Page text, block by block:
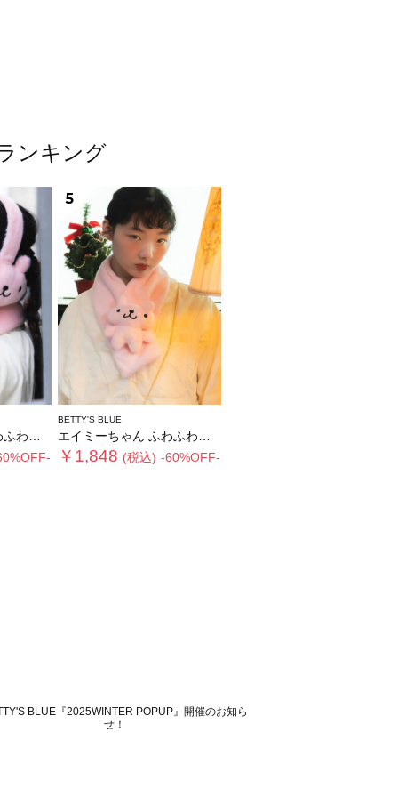
ンキング
マフ
5
BETTY'S BLUE
エイミーちゃん ふわふわティペット
￥1,848 (税込) -60%OFF-